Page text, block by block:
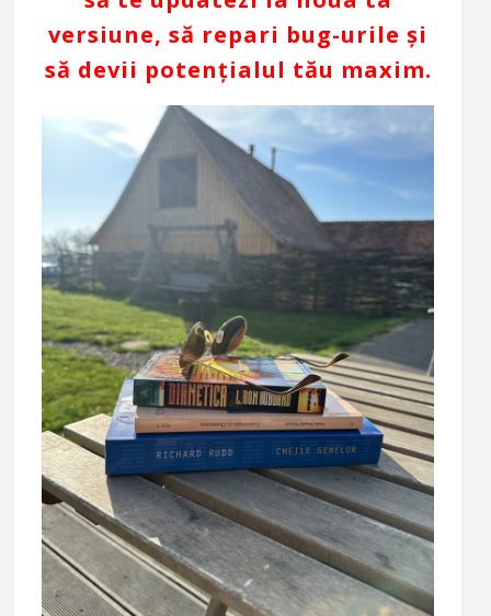
versiune, să repari bug-urile și
să devii potențialul tău maxim.